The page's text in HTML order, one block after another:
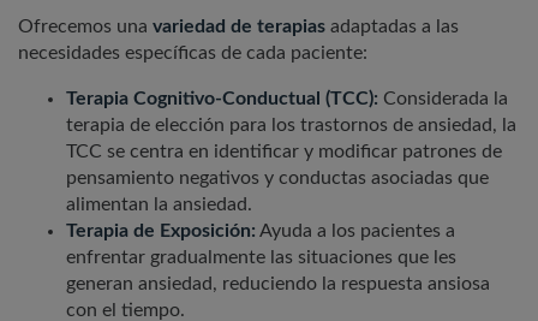
Ofrecemos una variedad de terapias adaptadas a las
necesidades específicas de cada paciente:
Terapia Cognitivo-Conductual (TCC): Considerada la
terapia de elección para los trastornos de ansiedad, la
TCC se centra en identificar y modificar patrones de
pensamiento negativos y conductas asociadas que
alimentan la ansiedad.
Terapia de Exposición: Ayuda a los pacientes a
enfrentar gradualmente las situaciones que les
generan ansiedad, reduciendo la respuesta ansiosa
con el tiempo.